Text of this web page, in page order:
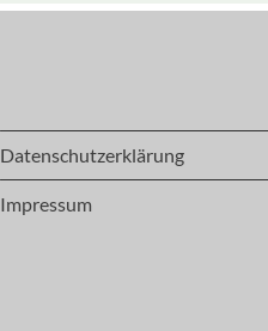
Datenschutzerklärung
Impressum